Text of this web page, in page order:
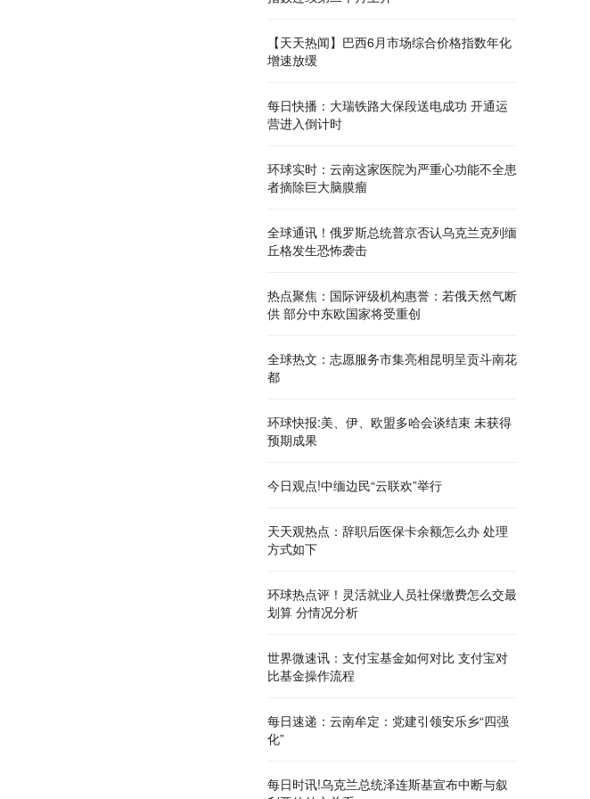
【天天热闻】巴西6月市场综合价格指数年化
增速放缓
每日快播：大瑞铁路大保段送电成功 开通运
营进入倒计时
环球实时：云南这家医院为严重心功能不全患
者摘除巨大脑膜瘤
全球通讯！俄罗斯总统普京否认乌克兰克列缅
丘格发生恐怖袭击
热点聚焦：国际评级机构惠誉：若俄天然气断
供 部分中东欧国家将受重创
全球热文：志愿服务市集亮相昆明呈贡斗南花
都
环球快报:美、伊、欧盟多哈会谈结束 未获得
预期成果
今日观点!中缅边民“云联欢”举行
天天观热点：辞职后医保卡余额怎么办 处理
方式如下
环球热点评！灵活就业人员社保缴费怎么交最
划算 分情况分析
世界微速讯：支付宝基金如何对比 支付宝对
比基金操作流程
每日速递：云南牟定：党建引领安乐乡“四强
化”
每日时讯!乌克兰总统泽连斯基宣布中断与叙